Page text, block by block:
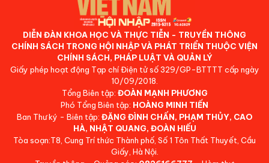
DIỄN ĐÀN KHOA HỌC VÀ THỰC TIỄN - TRUYỀN THÔNG
CHÍNH SÁCH TRONG HỘI NHẬP VÀ PHÁT TRIỂN THUỘC VIỆN
CHÍNH SÁCH, PHÁP LUẬT VÀ QUẢN LÝ
Giấy phép hoạt động Tạp chí Điện tử số 329/GP-BTTTT cấp ngày
10/09/2018.
Tổng Biên tập: ĐOÀN MẠNH PHƯƠNG
Phó Tổng Biên tập: HOÀNG MINH TIẾN
Ban Thư ký - Biên tập: ĐẶNG ĐÌNH CHẤN, PHẠM THỦY, CAO
HÀ, NHẬT QUANG, ĐOÀN HIẾU
Tòa soạn:T8, Cung Trí thức Thành phố, Số 1 Tôn Thất Thuyết, Cầu
Giấy, Hà Nội.